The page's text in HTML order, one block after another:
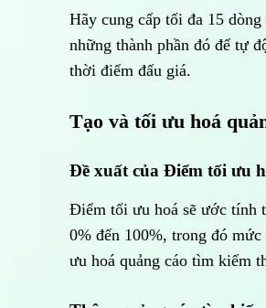
Hãy cung cấp tối đa 15
những thành phần đó để tự
thời điểm đấu giá.
Tạo và tối ưu hoá
Đề xuất của Điểm tối ưu
Điểm tối ưu hoá sẽ ước tính
0% đến 100%, trong đó
ưu hoá quảng cáo tìm kiếm